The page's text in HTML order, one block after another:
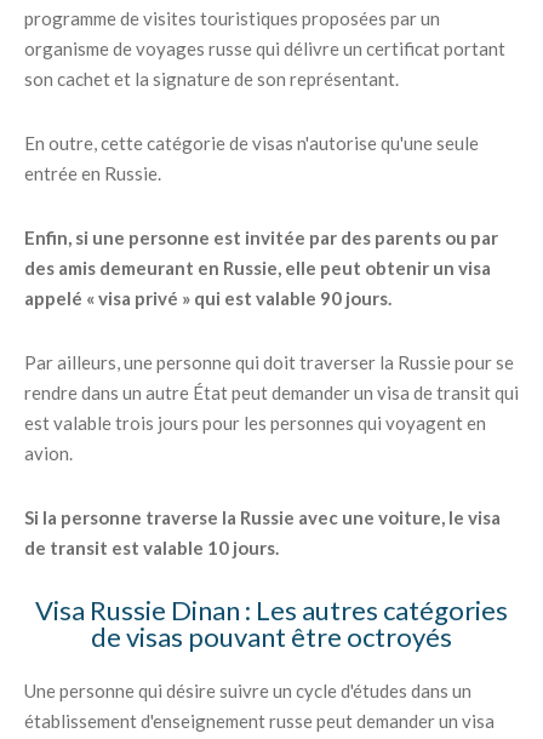
programme de visites touristiques proposées par un
organisme de voyages russe qui délivre un certificat portant
son cachet et la signature de son représentant.
En outre, cette catégorie de visas n'autorise qu'une seule
entrée en Russie.
Enfin, si une personne est invitée par des parents ou par
des amis demeurant en Russie, elle peut obtenir un visa
appelé « visa privé » qui est valable 90 jours.
Par ailleurs, une personne qui doit traverser la Russie pour se
rendre dans un autre État peut demander un visa de transit qui
est valable trois jours pour les personnes qui voyagent en
avion.
Si la personne traverse la Russie avec une voiture, le visa
de transit est valable 10 jours.
Visa Russie Dinan : Les autres catégories
de visas pouvant être octroyés
Une personne qui désire suivre un cycle d'études dans un
établissement d'enseignement russe peut demander un visa